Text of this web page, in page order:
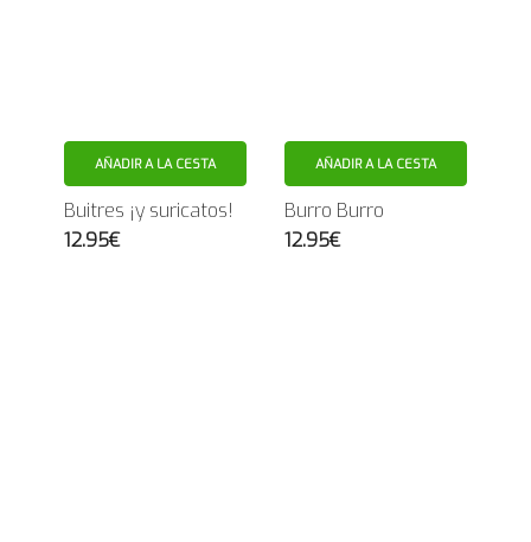
AÑADIR A LA CESTA
Buitres ¡y suricatos!
12.95€
AÑADIR A LA CESTA
Burro Burro
12.95€